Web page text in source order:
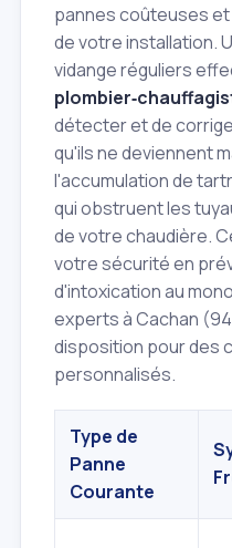
pannes coûteuses et
de votre installation.
vidange réguliers
détecter et de
qu'ils ne deviennent
l'accumulation de
qui obstruent les
de votre chaudière.
votre sécurité en
d'intoxication au
experts à Cachan
disposition pour des
personnalisés.
Type de
Panne
Courante